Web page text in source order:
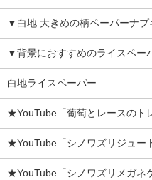
▼白地 大きめの柄ペーパーナプ
▼背景におすすめのライスペー
白地ライスペーパー
★YouTube「葡萄とレースのト
★YouTube「シノワズリジュー
★YouTube「シノワズリメガネ